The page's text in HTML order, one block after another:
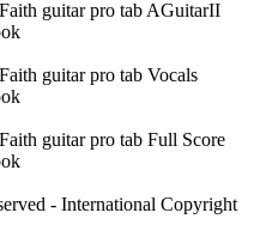
- International Copyright